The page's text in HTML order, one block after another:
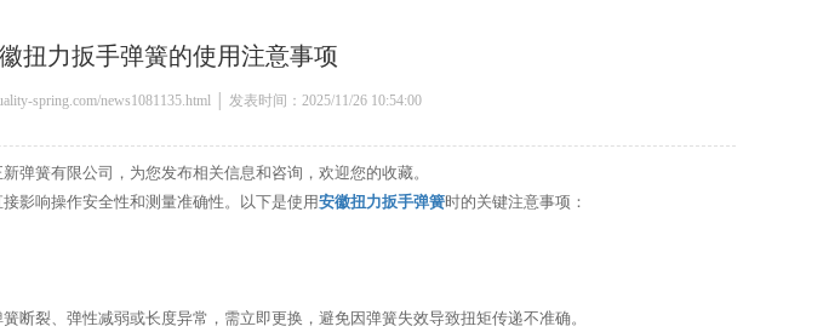
扭力扳手弹簧的使用注意事项
spring.com/news1081135.html │ 发表时间：2025/11/26 10:54:00
弹簧有限公司，为您发布相关信息和咨询，欢迎您的收藏。
影响操作安全性和测量准确性。以下是使用安徽扭力扳手弹簧时的关键注意事项：
断裂、弹性减弱或长度异常，需立即更换，避免因弹簧失效导致扭矩传递不准确。